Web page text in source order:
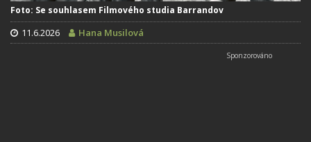
Foto: Se souhlasem Filmového studia Barrandov
11.6.2026 Hana Musilová